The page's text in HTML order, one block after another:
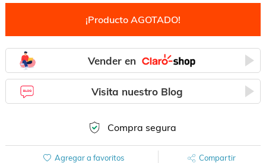
¡Producto AGOTADO!
Vender en
Visita nuestro Blog
Compra segura
Agregar a favoritos Compartir